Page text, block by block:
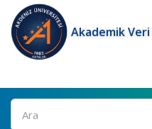
Akademik
Ara